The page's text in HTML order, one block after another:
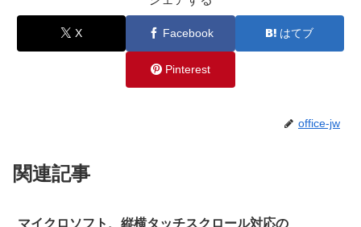
X Facebook はてブ
Pinterest
office-jw
関連記事
マイクロソフト、縦横タッチスクロール対応の